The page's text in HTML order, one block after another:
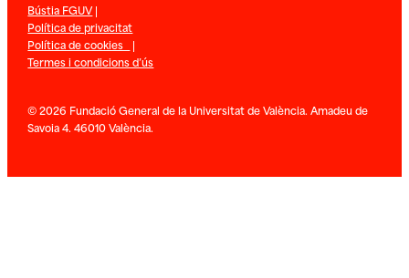
Bústia FGUV|
Política de privacitat
Política de cookies |
Termes i condicions d’ús
© 2026 Fundació General de la Universitat de València. Amadeu de
Savoia 4. 46010 València.